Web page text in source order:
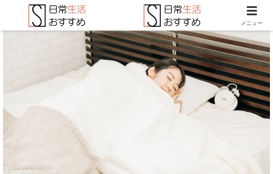
メニュー